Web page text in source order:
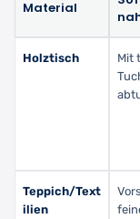
Material
Holztisch
Mit
Teppich/Text
ilien